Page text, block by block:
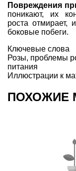
Повреждения
поникают, их
роста отмирает,
боковые побеги.
Ключевые слова
Розы, проблемы
питания
Иллюстрации к
ПОХОЖИЕ